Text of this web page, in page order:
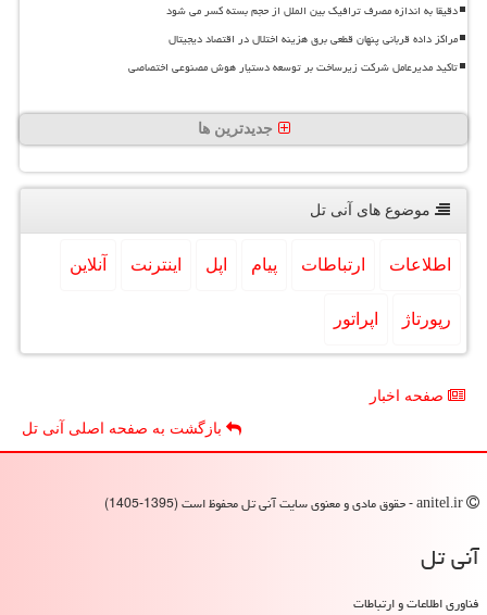
دقیقا به اندازه مصرف ترافیک بین الملل از حجم بسته کسر می شود
مراکز داده قربانی پنهان قطعی برق هزینه اختلال در اقتصاد دیجیتال
تاکید مدیرعامل شرکت زیرساخت بر توسعه دستیار هوش مصنوعی اختصاصی
جدیدترین ها
موضوع های آنی تل
اطلاعات ارتباطات پیام اپل اینترنت آنلاین
رپورتاژ اپراتور
صفحه اخبار
بازگشت به صفحه اصلی آنی تل
آنی تل
فناوری اطلاعات و ارتباطات